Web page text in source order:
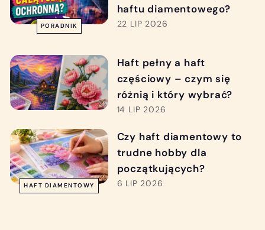
PORADNIK
haftu diamentowego?
22 LIP 2026
Haft pełny a haft
częściowy – czym się
różnią i który wybrać?
14 LIP 2026
HAFT DIAMENTOWY
Czy haft diamentowy to
trudne hobby dla
początkujących?
6 LIP 2026